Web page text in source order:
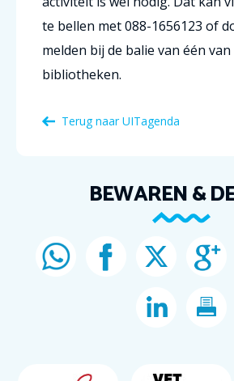
te bellen met 088-1656123 of
melden bij de balie van één
bibliotheken.
Terug naarUITagenda
BEWAREN &